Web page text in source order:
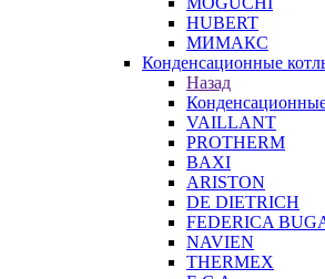
HUBERT
МИМАКС
Конденсационные
Назад
VAILLANT
PROTHERM
BAXI
ARISTON
DE DIETRICH
FEDERICA
NAVIEN
THERMEX